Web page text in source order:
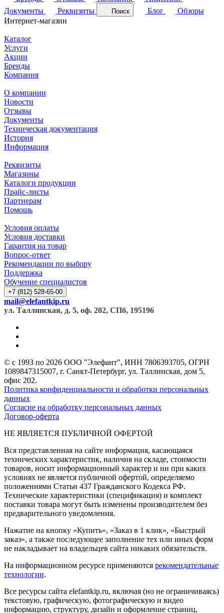
Документы
Реквизиты Поиск Блог
Обзоры
Интернет-магазин
Каталог
Услуги
Акции
Бренды
Компания
О компании
Новости
Отзывы
Документы
Техническая документация
История
Информация
Реквизиты
Магазины
Каталоги продукции
Прайс-листы
Партнерам
Помощь
Условия оплаты
Условия доставки
Гарантия на товар
Вопрос-ответ
Рекомендации по выбору
Поддержка
Обучение специалистов
+7 (812) 528-65-00
mail@elefantkip.ru
ул. Таллинская, д. 5, оф. 202, СПб, 195196
© с 1993 по 2026 ООО "Элефант", ИНН 7806393705, ОГРН
1089847315007, г. Санкт-Петербург, ул. Таллинская, дом 5,
офис 202.
Политика конфиденциальности и обработки персональных
данных
Согласие на обработку персональных данных
Договор-оферта
НЕ ЯВЛЯЕТСЯ ПУБЛИЧНОЙ ОФЕРТОЙ
Вся представленная на сайте информация, касающаяся
технических характеристик, наличия на складе, стоимости
товаров, носит информационный характер и ни при каких
условиях не является публичной офертой, определяемо
положениями Статьи 437 Гражданского Кодекса РФ.
Технические характеристики (спецификация) и комплект
поставки товара могут быть изменены производителем без
предварительного уведомления.
Нажатие на кнопку «Купить», «Заказ в 1 клик», «Быстрый
заказ», а также последующее заполнение тех или иных форм
не накладывает на владельцев сайта никаких обязательств.
На информационном ресурсе применяются рекомендательные
технологии.
Все ресурсы сайта elefantkip.ru, включая (но не ограничиваясь)
текстовую, графическую, фотографическую и видео
информацию, структуру, дизайн и оформление страниц,